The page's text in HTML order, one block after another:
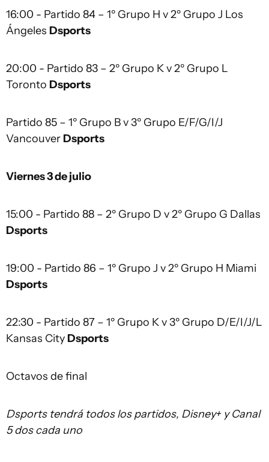
16:00 - Partido 84 – 1º Grupo H v 2º Grupo J Los
Ángeles Dsports
20:00 - Partido 83 – 2º Grupo K v 2º Grupo L
Toronto Dsports
Partido 85 – 1º Grupo B v 3º Grupo E/F/G/I/J
Vancouver Dsports
Viernes 3 de julio
15:00 - Partido 88 – 2º Grupo D v 2º Grupo G Dallas
Dsports
19:00 - Partido 86 – 1º Grupo J v 2º Grupo H Miami
Dsports
22:30 - Partido 87 – 1º Grupo K v 3º Grupo D/E/I/J/L
Kansas City Dsports
Octavos de final
Dsports tendrá todos los partidos, Disney+ y Canal
5 dos cada uno